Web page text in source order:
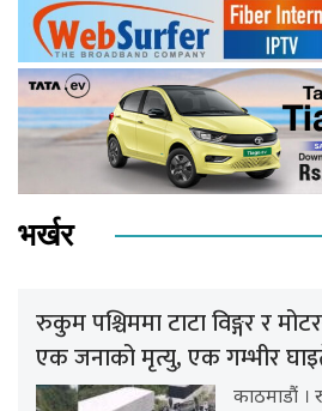
भर्खर
रुकुम पश्चिममा टाटा विङ्गर र
एक जनाको मृत्यु, एक गम्भीर
काठमाडौं